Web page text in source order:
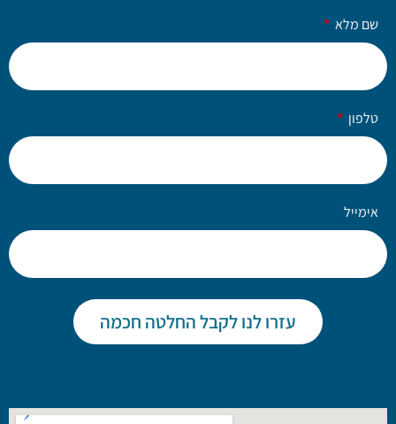
שם מלא
טלפון
אימייל
עזרו לנו לקבל החלטה חכמה